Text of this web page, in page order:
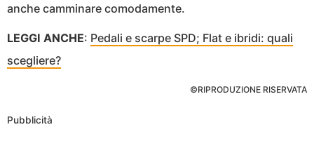
anche camminare comodamente.
LEGGI ANCHE: Pedali e scarpe SPD; Flat e ibridi: quali
scegliere?
©RIPRODUZIONE RISERVATA
Pubblicità